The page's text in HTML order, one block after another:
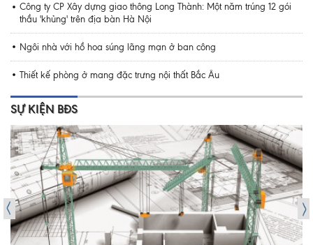
Công ty CP Xây dựng giao thông Long Thành: Một năm trúng 12 gói
thầu 'khủng' trên địa bàn Hà Nội
Ngôi nhà với hồ hoa súng lãng mạn ở ban công
Thiết kế phòng ở mang đặc trưng nội thất Bắc Âu
SỰ KIỆN BĐS